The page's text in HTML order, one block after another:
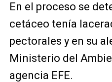
En el proceso se
cetáceo tenía
pectorales y en su
Ministerio del
agencia EFE.